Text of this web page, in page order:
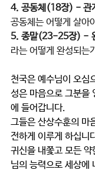
4. 공동체(18장) - 관
공동체는 어떻게 살아
5. 종말(23-25장) -
라는 어떻게 완성되는
천국은 예수님이 오심
성은 마음으로 그분을
에 들어갑니다.
그들은 산상수훈의 마
전하게 이루게 하십니
귀신을 내쫓고 모든
님의 능력으로 세상에